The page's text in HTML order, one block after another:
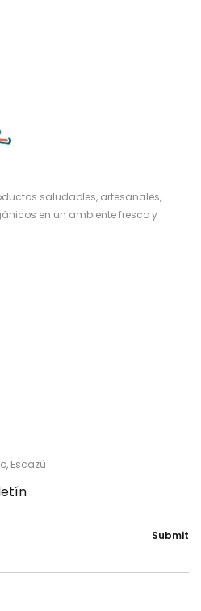
saludables, artesanales,
en un ambiente fresco y
Escazú
Submit